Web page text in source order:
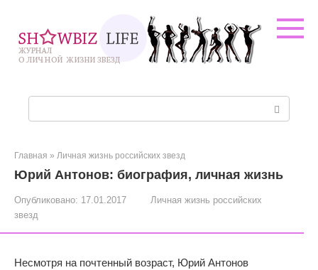
контенту
Главная » Личная жизнь российских звезд
Юрий Антонов: биография, личная жизнь
Опубликовано: 17.01.2017
Личная жизнь российских
звезд
Несмотря на почтенный возраст, Юрий Антонов